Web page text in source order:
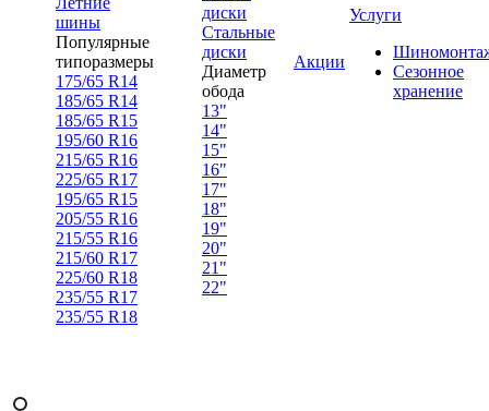
шины
Популярные
типоразмеры
175/65 R14
185/65 R14
185/65 R15
195/60 R16
215/65 R16
225/65 R17
195/65 R15
205/55 R16
215/55 R16
215/60 R17
225/60 R18
235/55 R17
235/55 R18
диски
Стальные
диски
Диаметр
обода
13"
14"
15"
16"
17"
18"
19"
20"
21"
22"
Акции
Услуги
Сезонное
хранение